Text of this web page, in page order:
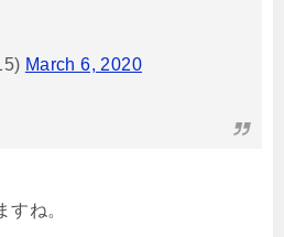
March 6, 2020
すね。